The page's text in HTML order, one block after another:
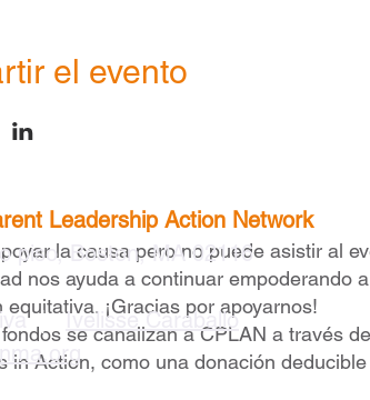
el evento
la causa pero no puede asistir al
nos ayuda a continuar empoderando
equitativa. ¡Gracias por apoyarnos!
se canalizan a CPLAN a través
in Action, como una donación
Leadership Action Network
piso, Boston, MA 02116
|
Ivelisse Caraballo